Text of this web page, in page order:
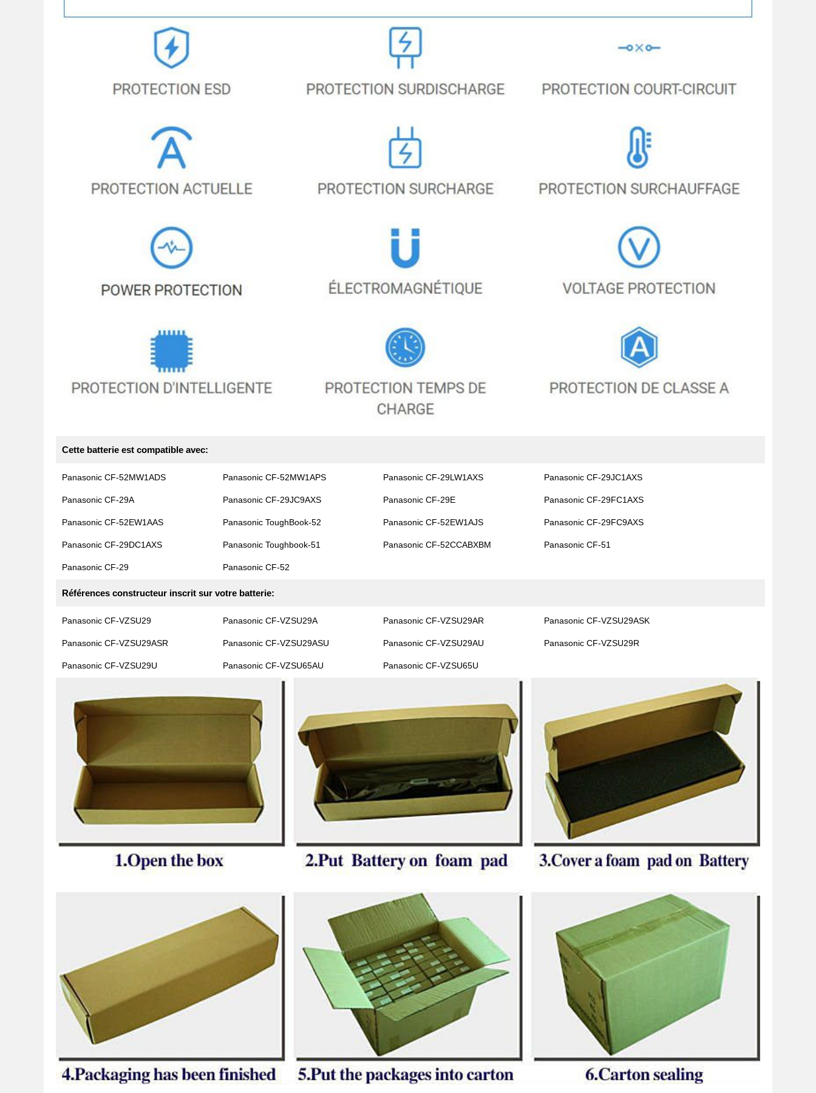
Cette batterie est compatible avec:
Panasonic CF-52MW1ADS Panasonic CF-52MW1APS Panasonic CF-29LW1AXS Panasonic CF-29JC1AXS
Panasonic CF-29A Panasonic CF-29JC9AXS Panasonic CF-29E Panasonic CF-29FC1AXS
Panasonic CF-52EW1AAS Panasonic ToughBook-52 Panasonic CF-52EW1AJS Panasonic CF-29FC9AXS
Panasonic CF-29DC1AXS Panasonic Toughbook-51 Panasonic CF-52CCABXBM Panasonic CF-51
Panasonic CF-29 Panasonic CF-52
Références constructeur inscrit sur votre batterie:
Panasonic CF-VZSU29 Panasonic CF-VZSU29A Panasonic CF-VZSU29AR Panasonic CF-VZSU29ASK
Panasonic CF-VZSU29ASR Panasonic CF-VZSU29ASU Panasonic CF-VZSU29AU Panasonic CF-VZSU29R
Panasonic CF-VZSU29U Panasonic CF-VZSU65AU Panasonic CF-VZSU65U